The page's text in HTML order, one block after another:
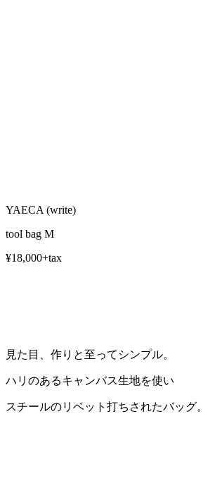
YAECA (write)
tool bag M
¥18,000+tax
見た目、作りと至ってシンプル。
ハリのあるキャンバス生地を使い
スチールのリベット打ちされたバッグ。